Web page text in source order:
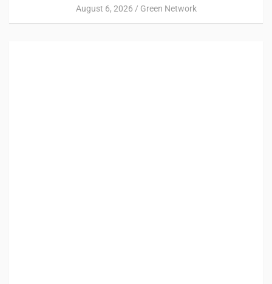
August 6, 2026 Green Network